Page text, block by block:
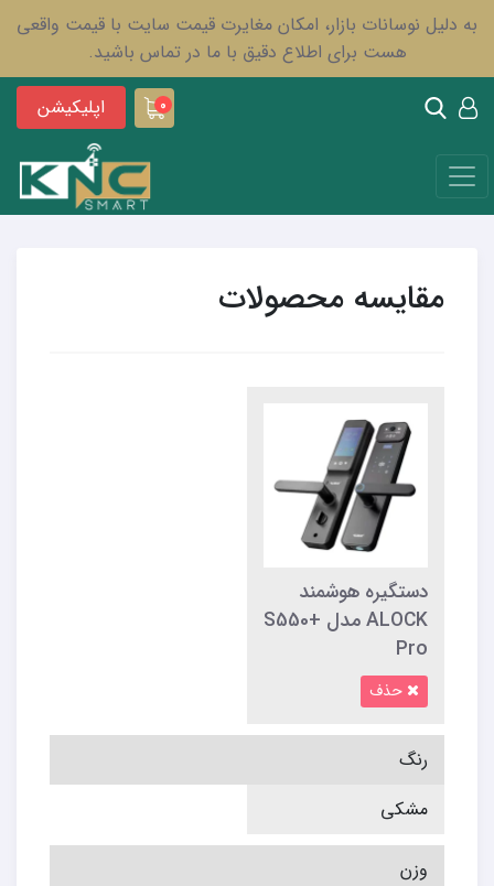
به دلیل نوسانات بازار، امکان مغایرت قیمت سایت با قیمت واقعی
هست برای اطلاع دقیق با ما در تماس باشید.
0 اپلیکیشن
مقایسه محصولات
دستگیره هوشمند
ALOCK مدل S550+
Pro
حذف
رنگ
مشکی
وزن